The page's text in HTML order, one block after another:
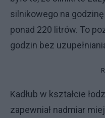
silnikowego na
ponad 220 litrów. To
godzin bez
Kadłub w kształcie
zapewniał nadmiar